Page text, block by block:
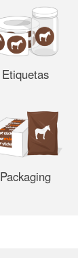
Etiquetas
Packaging